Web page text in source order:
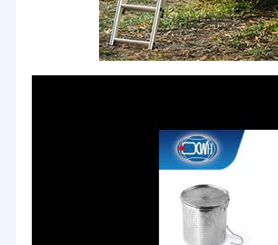
Laserlasser Machine
stift lasmachine
De Machine van de nootvoeder
Het Koperelektroden van het vleklassen
Industriële veerbalansator